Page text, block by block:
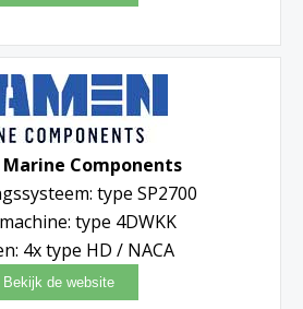
Marine Components
type SP2700
type 4DWKK
4x type HD / NACA